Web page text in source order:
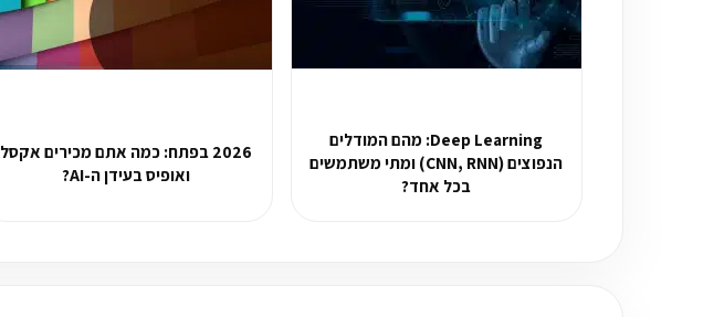
Deep Learning: מהם המודלים
הנפוצים (CNN, RNN) ומתי משתמשים
בכל אחד?
2026 בפתח: כמה אתם מכירים אקסל
ואופיס בעידן ה-AI?